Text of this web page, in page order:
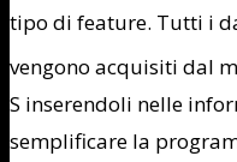
tipo di feature. Tutti i
vengono acquisiti dal
S inserendoli nelle
semplificare la